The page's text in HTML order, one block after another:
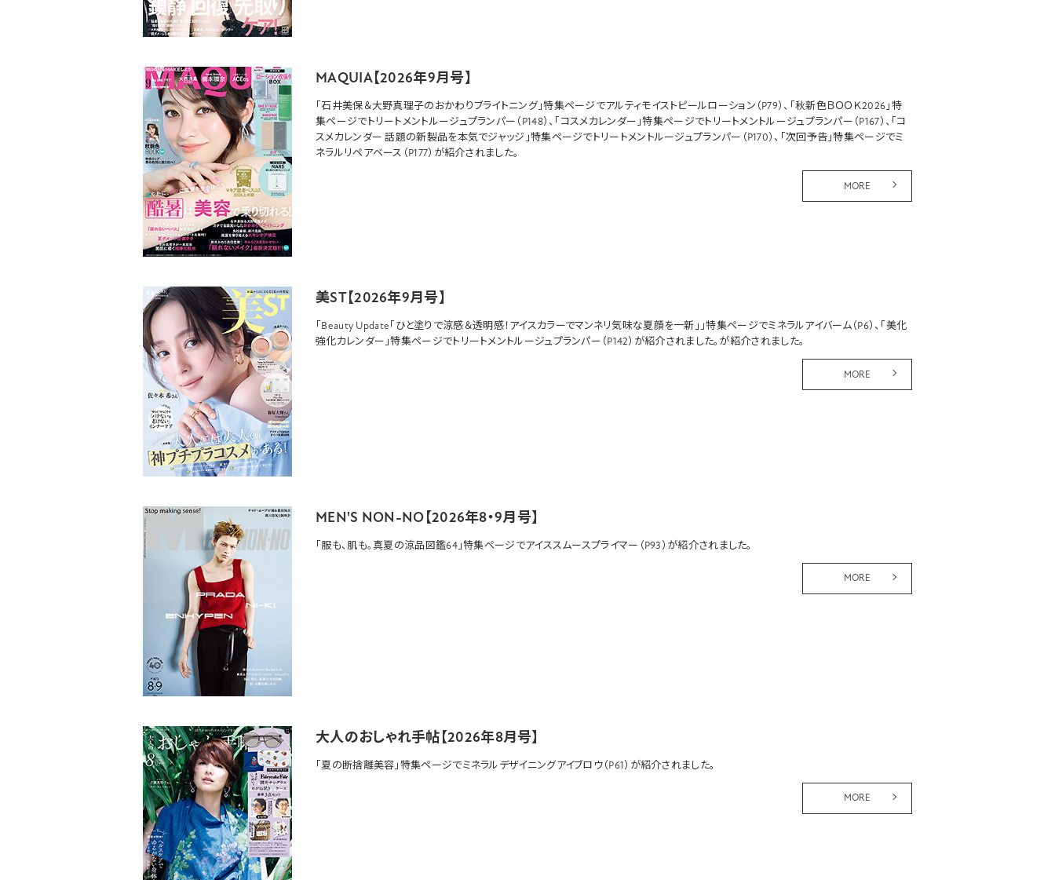
MAQUIA【2026年9月号】
「石井美保＆大野真理子のおかわりブライトニング」特集ページでアルティモイストピールローション （P79）、「秋新色ＢＯＯＫ2026」特
集ページでトリートメントルージュプランパー （P148）、「コスメカレンダー」特集ページでトリートメントルージュプランパー （P167）、「コ
スメカレンダー 話題の新製品を本気でジャッジ」特集ページでトリートメントルージュプランパー （P170）、「次回予告」特集ページでミ
ネラルリペアベース（P177）が紹介されました。
MORE
美ST【2026年9月号】
「Beauty Update「ひと塗りで涼感＆透明感！アイスカラーでマンネリ気味な夏顔を一新」」特集ページでミネラルアイバーム（P6）、「美化
強化カレンダー」特集ページでトリートメントルージュプランパー（P142）が紹介されました。が紹介されました。
MORE
MEN'S NON-NO【2026年8・9月号】
「服も、肌も。真夏の涼品図鑑64」特集ページでアイススムースプライマー （P93）が紹介されました。
MORE
大人のおしゃれ手帖【2026年8月号】
「夏の断捨離美容」特集ページでミネラルデザイニングアイブロウ（P61）が紹介されました。
MORE